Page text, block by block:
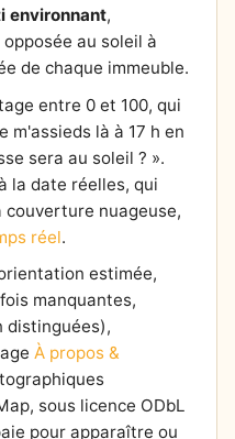
environnant,
au soleil à
de chaque immeuble.
entre 0 et 100, qui
m'assieds là à 17 h en
sera au soleil ? ».
la date réelles, qui
couverture nuageuse,
réel.
estimée,
manquantes,
distinguées),
À propos &
sous licence ODbL
pour apparaître ou